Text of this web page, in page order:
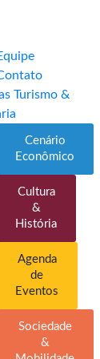
Turismo &
Cenário
Econômico
Cultura
&
História
Agenda
de
Eventos
Sociedade
&